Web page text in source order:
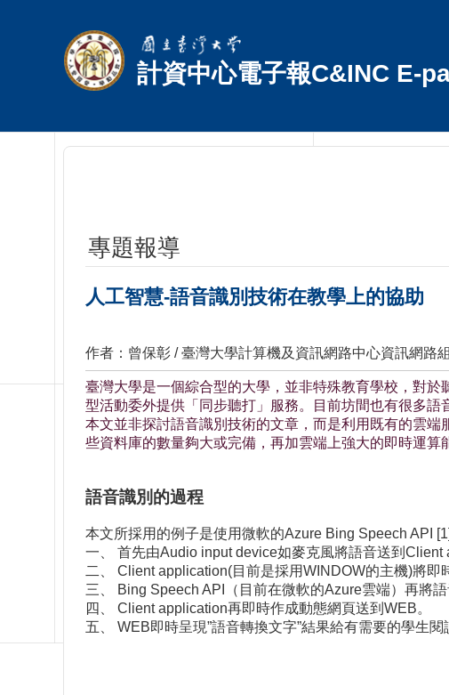
計資中心電子報C&INC E-
專題報導
人工智慧-語音識別技術在教學上的協助
作者：曾保彰 / 臺灣大學計算機及資訊網路中心資訊網路
臺灣大學是一個綜合型的大學，並非特殊教育學校，對
型活動委外提供「同步聽打」服務。目前坊間也有很多
本文並非探討語音識別技術的文章，而是利用既有的雲
些資料庫的數量夠大或完備，再加雲端上強大的即時運算
語音識別的過程
本文所採用的例子是使用微軟的Azure Bing Speech API
一、 首先由Audio input device如麥克風將語音送到Client
二、 Client application(目前是採用WINDOW的主機)將即
三、 Bing Speech API（目前在微軟的Azure雲端）再將
四、 Client application再即時作成動態網頁送到WEB。
五、 WEB即時呈現”語音轉換文字”結果給有需要的學生閱